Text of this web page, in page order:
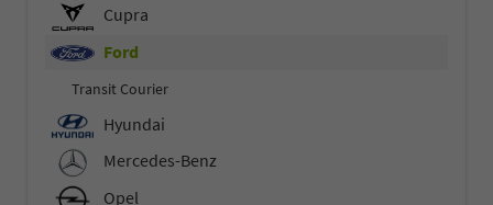
Cupra
Ford
Transit Courier
Hyundai
Mercedes-Benz
Opel